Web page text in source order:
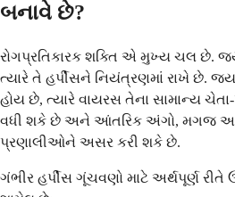
બનાવે છે?
રોગપ્રતિકારક શક્તિ એ મુખ્ય ચલ છે.
ત્યારે તે હર્પીસને નિયંત્રણમાં રાખે છે.
હોય છે, ત્યારે વાયરસ તેના સામાન્ય
વધી શકે છે અને આંતરિક અંગો, મગજ
પ્રણાલીઓને અસર કરી શકે છે.
ગંભીર હર્પીસ ગૂંચવણો માટે અર્થપૂર્ણ